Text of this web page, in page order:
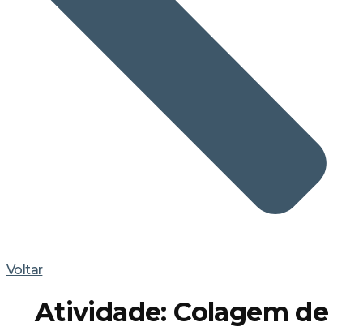
Voltar
Atividade: Colagem de